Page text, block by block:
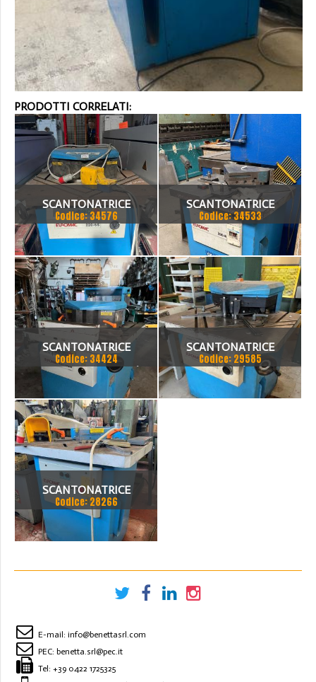
PRODOTTI CORRELATI:
SCANTONATRICE
EUROMAC 220/6S
Codice: 34576
SCANTONATRICE
EUROMAC ANGOLO FISSO
200/4
Codice: 34533
SCANTONATRICE
EUROMAC MULTI 220/6R
Codice: 34424
SCANTONATRICE
EUROMAC 220/6 S ANNO
1990
Codice: 29585
SCANTONATRICE
EUROMAC 200 X 4
Codice: 28266
E-mail: info@benettasrl.com
PEC: benetta.srl@pec.it
Tel: +39 0422 1725325